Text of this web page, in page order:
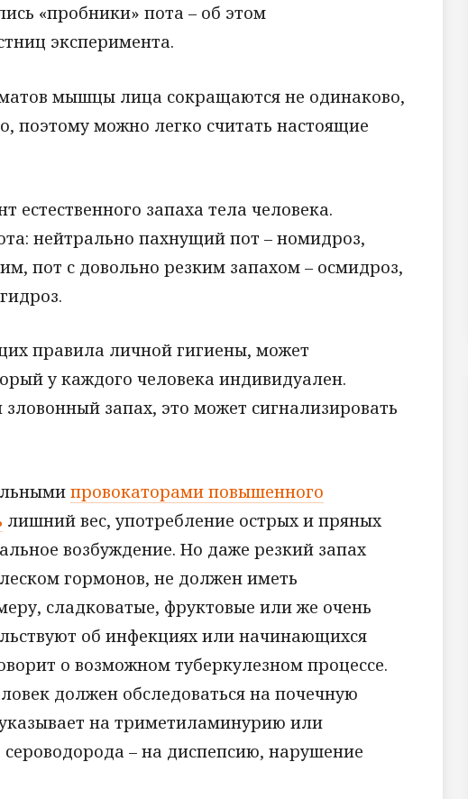
«пробники» пота – об этом
эксперимента.
мышцы лица сокращаются не одинаково,
поэтому можно легко считать настоящие
естественного запаха тела человека.
нейтрально пахнущий пот – номидроз,
пот с довольно резким запахом – осмидроз,
правила личной гигиены, может
у каждого человека индивидуален.
запах, это может сигнализировать
провокаторами повышенного
лишний вес, употребление острых и пряных
возбуждение. Но даже резкий запах
гормонов, не должен иметь
сладковатые, фруктовые или же очень
об инфекциях или начинающихся
о возможном туберкулезном процессе.
должен обследоваться на почечную
на триметиламинурию или
сероводорода – на диспепсию, нарушение